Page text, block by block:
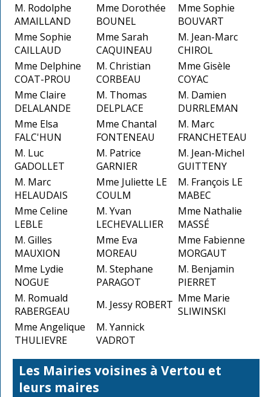
M. Rodolphe
AMAILLAND
Mme Dorothée
BOUNEL
Mme Sophie
BOUVART
Mme Sophie
CAILLAUD
Mme Sarah
CAQUINEAU
M. Jean-Marc
CHIROL
Mme Delphine
COAT-PROU
M. Christian
CORBEAU
Mme Gisèle
COYAC
Mme Claire
DELALANDE
M. Thomas
DELPLACE
M. Damien
DURRLEMAN
Mme Elsa
FALC'HUN
Mme Chantal
FONTENEAU
M. Marc
FRANCHETEAU
M. Luc
GADOLLET
M. Patrice
GARNIER
M. Jean-Michel
GUITTENY
M. Marc
HELAUDAIS
Mme Juliette LE
COULM
M. François LE
MABEC
Mme Celine
LEBLE
M. Yvan
LECHEVALLIER
Mme Nathalie
MASSÉ
M. Gilles
MAUXION
Mme Eva
MOREAU
Mme Fabienne
MORGAUT
Mme Lydie
NOGUE
M. Stephane
PARAGOT
M. Benjamin
PIERRET
M. Romuald
RABERGEAU
M. Jessy ROBERT Mme Marie
SLIWINSKI
Mme Angelique
THULIEVRE
M. Yannick
VADROT
Les Mairies voisines à Vertou et
leurs maires